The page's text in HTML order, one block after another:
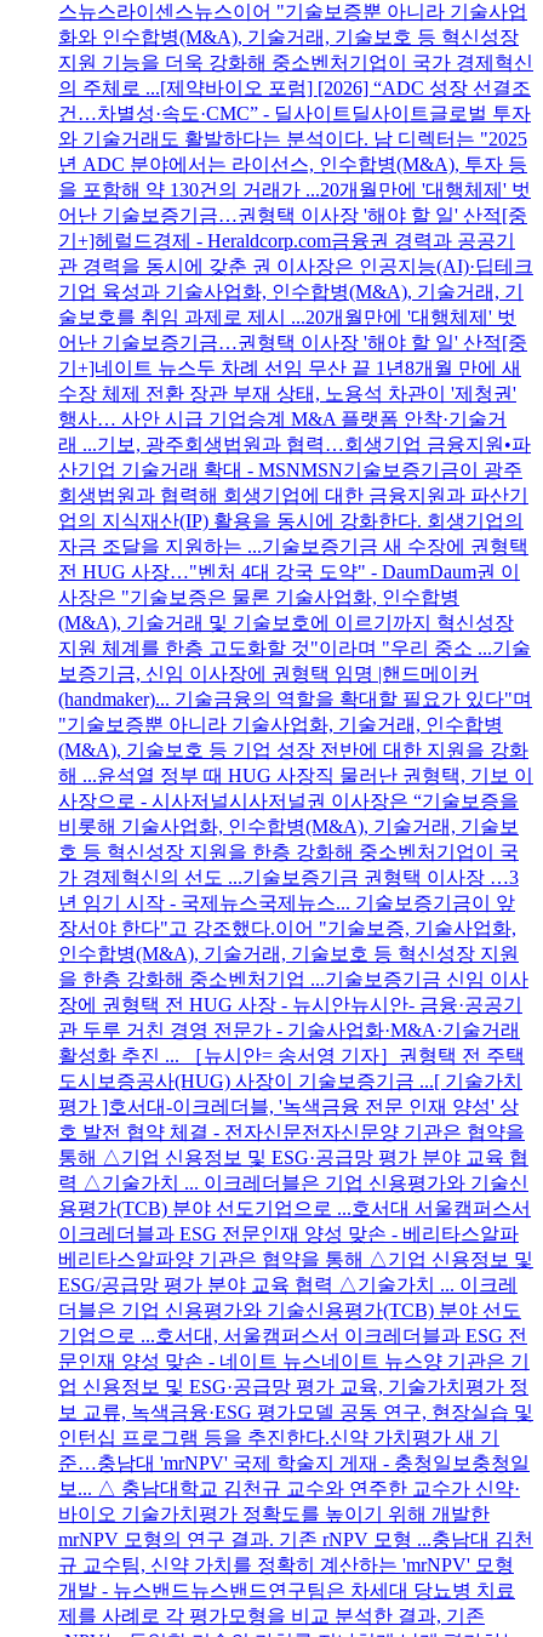
스뉴스라이센스뉴스이어 "기술보증뿐 아니라 기술사업
화와 인수합병(M&A), 기술거래, 기술보호 등 혁신성장
지원 기능을 더욱 강화해 중소벤처기업이 국가 경제혁신
의 주체로 ...[제약바이오 포럼] [2026] “ADC 성장 선결조
건…차별성·속도·CMC” - 딜사이트딜사이트글로벌 투자
와 기술거래도 활발하다는 분석이다. 남 디렉터는 "2025
년 ADC 분야에서는 라이선스, 인수합병(M&A), 투자 등
을 포함해 약 130건의 거래가 ...20개월만에 '대행체제' 벗
어난 기술보증기금…권형택 이사장 '해야 할 일' 산적[중
기+]헤럴드경제 - Heraldcorp.com금융권 경력과 공공기
관 경력을 동시에 갖춘 권 이사장은 인공지능(AI)·딥테크
기업 육성과 기술사업화, 인수합병(M&A), 기술거래, 기
술보호를 취임 과제로 제시 ...20개월만에 '대행체제' 벗
어난 기술보증기금…권형택 이사장 '해야 할 일' 산적[중
기+]네이트 뉴스두 차례 선임 무산 끝 1년8개월 만에 새
수장 체제 전환 장관 부재 상태, 노용석 차관이 '제청권'
행사… 사안 시급 기업승계 M&A 플랫폼 안착·기술거
래 ...기보, 광주회생법원과 협력…회생기업 금융지원•파
산기업 기술거래 확대 - MSNMSN기술보증기금이 광주
회생법원과 협력해 회생기업에 대한 금융지원과 파산기
업의 지식재산(IP) 활용을 동시에 강화한다. 회생기업의
자금 조달을 지원하는 ...기술보증기금 새 수장에 권형택
전 HUG 사장…"벤처 4대 강국 도약" - DaumDaum권 이
사장은 "기술보증은 물론 기술사업화, 인수합병
(M&A), 기술거래 및 기술보호에 이르기까지 혁신성장
지원 체계를 한층 고도화할 것"이라며 "우리 중소 ...기술
보증기금, 신임 이사장에 권형택 임명 |핸드메이커
(handmaker)... 기술금융의 역할을 확대할 필요가 있다"며
"기술보증뿐 아니라 기술사업화, 기술거래, 인수합병
(M&A), 기술보호 등 기업 성장 전반에 대한 지원을 강화
해 ...윤석열 정부 때 HUG 사장직 물러난 권형택, 기보 이
사장으로 - 시사저널시사저널권 이사장은 “기술보증을
비롯해 기술사업화, 인수합병(M&A), 기술거래, 기술보
호 등 혁신성장 지원을 한층 강화해 중소벤처기업이 국
가 경제혁신의 선도 ...기술보증기금 권형택 이사장 …3
년 임기 시작 - 국제뉴스국제뉴스... 기술보증기금이 앞
장서야 한다"고 강조했다.이어 "기술보증, 기술사업화,
인수합병(M&A), 기술거래, 기술보호 등 혁신성장 지원
을 한층 강화해 중소벤처기업 ...기술보증기금 신임 이사
장에 권형택 전 HUG 사장 - 뉴시안뉴시안- 금융·공공기
관 두루 거친 경영 전문가 - 기술사업화·M&A·기술거래
활성화 추진 ... ［뉴시안= 송서영 기자］권형택 전 주택
도시보증공사(HUG) 사장이 기술보증기금 ...[ 기술가치
평가 ]호서대-이크레더블, '녹색금융 전문 인재 양성' 상
호 발전 협약 체결 - 전자신문전자신문양 기관은 협약을
통해 △기업 신용정보 및 ESG·공급망 평가 분야 교육 협
력 △기술가치 ... 이크레더블은 기업 신용평가와 기술신
용평가(TCB) 분야 선도기업으로 ...호서대 서울캠퍼스서
이크레더블과 ESG 전문인재 양성 맞손 - 베리타스알파
베리타스알파양 기관은 협약을 통해 △기업 신용정보 및
ESG/공급망 평가 분야 교육 협력 △기술가치 ... 이크레
더블은 기업 신용평가와 기술신용평가(TCB) 분야 선도
기업으로 ...호서대, 서울캠퍼스서 이크레더블과 ESG 전
문인재 양성 맞손 - 네이트 뉴스네이트 뉴스양 기관은 기
업 신용정보 및 ESG·공급망 평가 교육, 기술가치평가 정
보 교류, 녹색금융·ESG 평가모델 공동 연구, 현장실습 및
인턴십 프로그램 등을 추진한다.신약 가치평가 새 기
준…충남대 'mrNPV' 국제 학술지 게재 - 충청일보충청일
보... △ 충남대학교 김천규 교수와 연주한 교수가 신약·
바이오 기술가치평가 정확도를 높이기 위해 개발한
mrNPV 모형의 연구 결과. 기존 rNPV 모형 ...충남대 김천
규 교수팀, 신약 가치를 정확히 계산하는 'mrNPV' 모형
개발 - 뉴스밴드뉴스밴드연구팀은 차세대 당뇨병 치료
제를 사례로 각 평가모형을 비교 분석한 결과, 기존